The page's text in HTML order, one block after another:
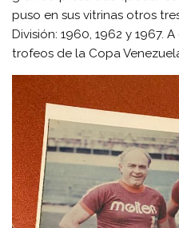
puso en sus vitrinas otros
División: 1960, 1962 y 1967.
trofeos de la Copa